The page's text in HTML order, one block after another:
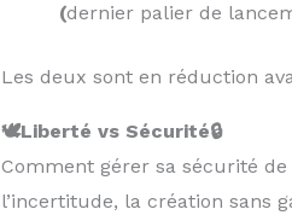
(dernier palier de
Les deux sont en réduction
🕊️Liberté vs Sécurité🔒
Comment gérer sa sécurité
l’incertitude, la création sans